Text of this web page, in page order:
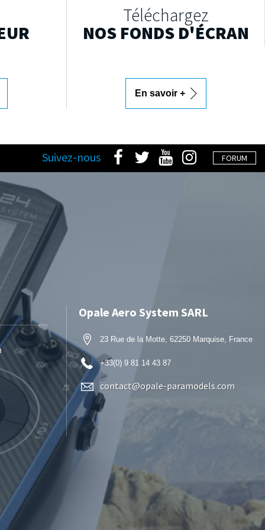
Téléchargez
NOS FONDS D'ÉCRAN
En savoir +
FORUM
Suivez-nous
Opale Aero System SARL
23 Rue de la Motte, 62250 Marquise, France
+33(0) 9 81 14 43 87
contact@opale-paramodels.com